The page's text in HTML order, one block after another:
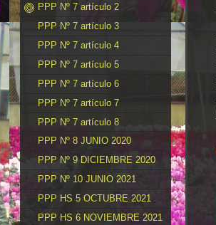
PPP Nº 7 artículo 2
PPP Nº 7 artículo 3
PPP Nº 7 artículo 4
PPP Nº 7 artículo 5
PPP Nº 7 artículo 6
PPP Nº 7 artículo 7
PPP Nº 7 artículo 8
PPP Nº 8 JUNIO 2020
PPP Nº 9 DICIEMBRE 2020
PPP Nº 10 JUNIO 2021
PPP HS 5 OCTUBRE 2021
PPP HS 6 NOVIEMBRE 2021